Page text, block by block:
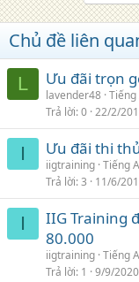
Chủ đề liên
L Ưu đãi trọn
lavender48 Tiếng
Trả lời 0 22/2/
I Ưu đãi thi
iigtraining Tiếng
Trả lời 3 11/6/
I
IIG Training
80.000
iigtraining Tiếng
Trả lời 1 9/9/2020